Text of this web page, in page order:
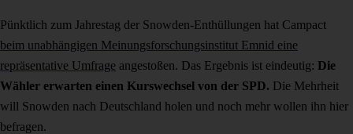
Pünktlich zum Jahrestag der Snowden-Enthüllungen hat Campact
beim unabhängigen Meinungsforschungsinstitut Emnid eine
repräsentative Umfrage angestoßen. Das Ergebnis ist eindeutig: Die
Wähler erwarten einen Kurswechsel von der SPD. Die Mehrheit
will Snowden nach Deutschland holen und noch mehr wollen ihn hier
befragen.